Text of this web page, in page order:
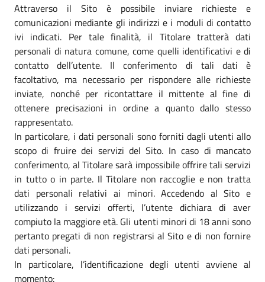
Attraverso il Sito è possibile inviare richieste e
comunicazioni mediante gli indirizzi e i moduli di contatto
ivi indicati. Per tale finalità, il Titolare tratterà dati
personali di natura comune, come quelli identificativi e di
contatto dell’utente. Il conferimento di tali dati è
facoltativo, ma necessario per rispondere alle richieste
inviate, nonché per ricontattare il mittente al fine di
ottenere precisazioni in ordine a quanto dallo stesso
rappresentato.
In particolare, i dati personali sono forniti dagli utenti allo
scopo di fruire dei servizi del Sito. In caso di mancato
conferimento, al Titolare sarà impossibile offrire tali servizi
in tutto o in parte. Il Titolare non raccoglie e non tratta
dati personali relativi ai minori. Accedendo al Sito e
utilizzando i servizi offerti, l’utente dichiara di aver
compiuto la maggiore età. Gli utenti minori di 18 anni sono
pertanto pregati di non registrarsi al Sito e di non fornire
dati personali.
In particolare, l’identificazione degli utenti avviene al
momento: